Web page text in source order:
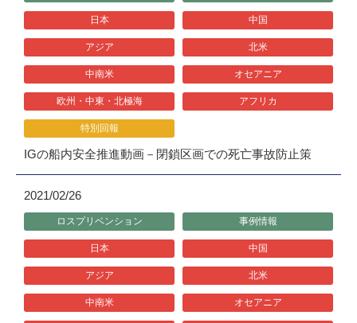
日本 中国
アジア 北米
中南米 オセアニア
欧州・中東・北極海 アフリカ
特別回報
IGの船内安全推進動画－閉鎖区画での死亡事故防止策
2021/02/26
ロスプリベンション 事例情報
日本 中国
アジア 北米
中南米 オセアニア